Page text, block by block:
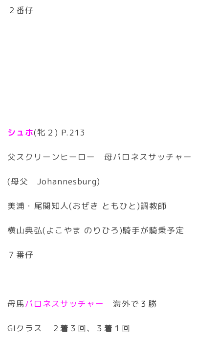
２番仔
シュホ(牝２) P.213
父スクリーンヒーロー 母バロネスサッチャー
(母父 Johannesburg)
美浦・尾関知人(おぜき ともひと)調教師
横山典弘(よこやま のりひろ)騎手が騎乗予定
７番仔
母馬バロネスサッチャー 海外で３勝
GIクラス ２着３回、３着１回